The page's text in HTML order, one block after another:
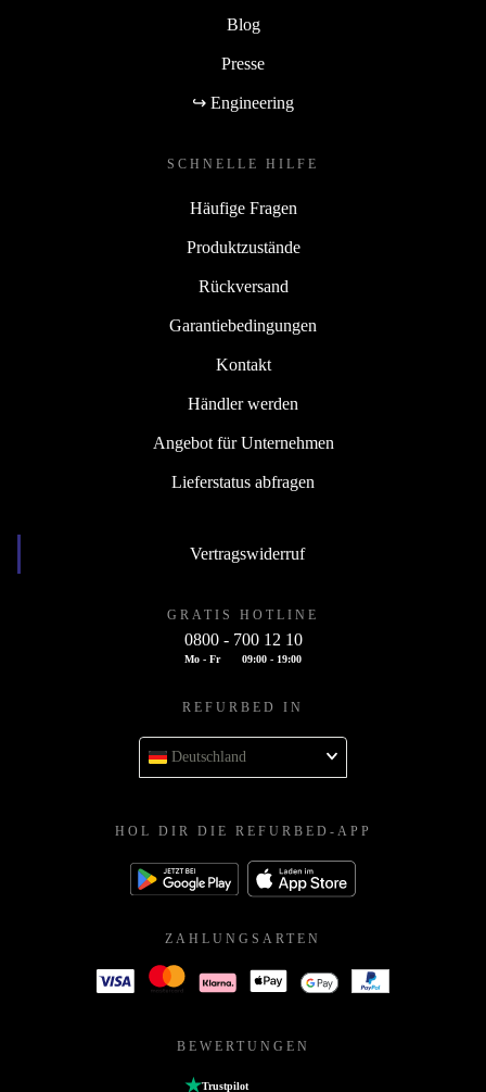
Blog
Presse
↪ Engineering
SCHNELLE HILFE
Häufige Fragen
Produktzustände
Rückversand
Garantiebedingungen
Kontakt
Händler werden
Angebot für Unternehmen
Lieferstatus abfragen
Vertragswiderruf
GRATIS HOTLINE
0800 - 700 12 10
Mo - Fr 09:00 - 19:00
REFURBED IN
Deutschland
HOL DIR DIE REFURBED-APP
ZAHLUNGSARTEN
BEWERTUNGEN
Trustpilot